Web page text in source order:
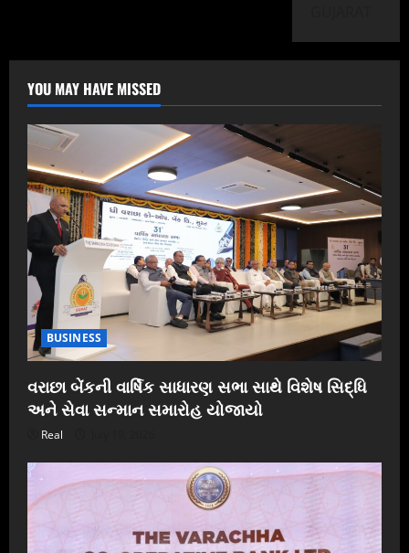
YOU MAY HAVE MISSED
BUSINESS
વરાછા બેંકની વાર્ષિક સાધારણ સભા સાથે વિશેષ સિદ્ધિ
અને સેવા સન્માન સમારોહ યોજાયો
Real